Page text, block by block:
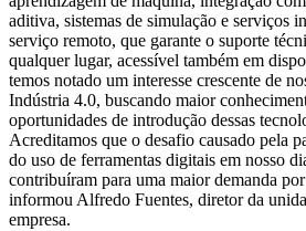
aditiva, sistemas de simulação e serviços
serviço remoto, que garante o suporte
qualquer lugar, acessível também em
temos notado um interesse crescente de
Indústria 4.0, buscando maior
oportunidades de introdução dessas
Acreditamos que o desafio causado pela
do uso de ferramentas digitais em nosso
contribuíram para uma maior demanda
informou Alfredo Fuentes, diretor da
empresa.